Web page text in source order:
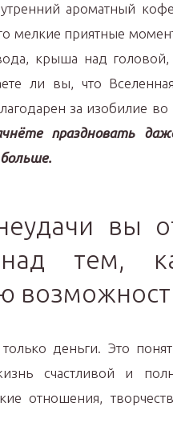
ароматный
мелкие приятные
крыша над
ли вы, что
за изобилие
праздновать
вы
тем,
деньги. Это
счастливой и
отношения,